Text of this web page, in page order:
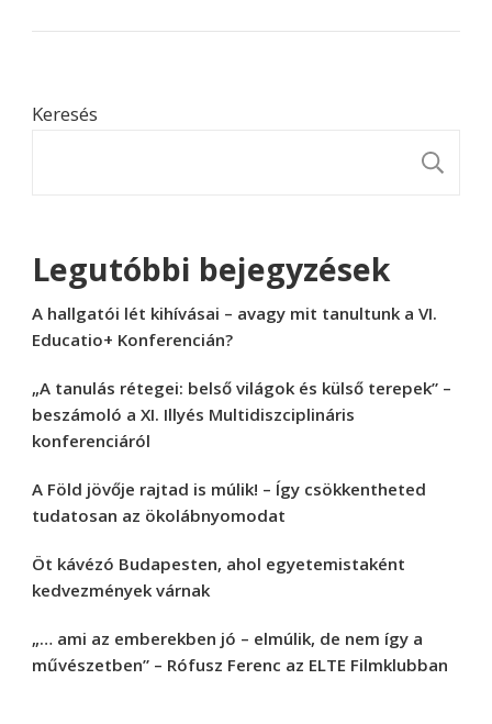
Keresés
Legutóbbi bejegyzések
A hallgatói lét kihívásai – avagy mit tanultunk a VI.
Educatio+ Konferencián?
„A tanulás rétegei: belső világok és külső terepek” –
beszámoló a XI. Illyés Multidiszciplináris
konferenciáról
A Föld jövője rajtad is múlik! – Így csökkentheted
tudatosan az ökolábnyomodat
Öt kávézó Budapesten, ahol egyetemistaként
kedvezmények várnak
„… ami az emberekben jó – elmúlik, de nem így a
művészetben” – Rófusz Ferenc az ELTE Filmklubban